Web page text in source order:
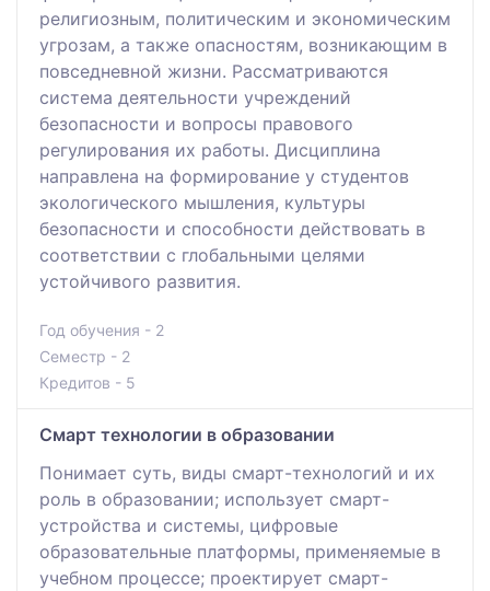
религиозным, политическим и экономическим
угрозам, а также опасностям, возникающим в
повседневной жизни. Рассматриваются
система деятельности учреждений
безопасности и вопросы правового
регулирования их работы. Дисциплина
направлена на формирование у студентов
экологического мышления, культуры
безопасности и способности действовать в
соответствии с глобальными целями
устойчивого развития.
Год обучения - 2
Семестр - 2
Кредитов - 5
Смарт технологии в образовании
Понимает суть, виды смарт-технологий и их
роль в образовании; использует смарт-
устройства и системы, цифровые
образовательные платформы, применяемые в
учебном процессе; проектирует смарт-